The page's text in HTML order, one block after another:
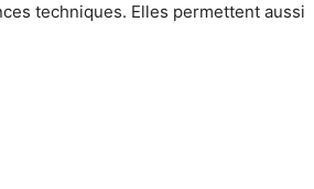
techniques. Elles permettent aussi